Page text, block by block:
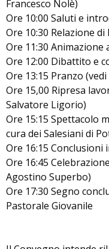
Francesco Nolè)
Ore 10:00 Saluti e
Ore 10:30 Relazione
Ore 11:30 Animazione
Ore 12:00 Dibattito e
Ore 13:15 Pranzo
Ore 15,00 Ripresa
Salvatore Ligorio)
Ore 15:15 Spettacolo
cura dei Salesiani di
Ore 16:15 Conclusioni
Ore 16:45
Agostino Superbo)
Ore 17:30 Segno
Pastorale Giovanile